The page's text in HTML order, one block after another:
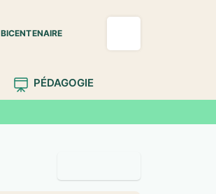
BICENTENAIRE
PÉDAGOGIE